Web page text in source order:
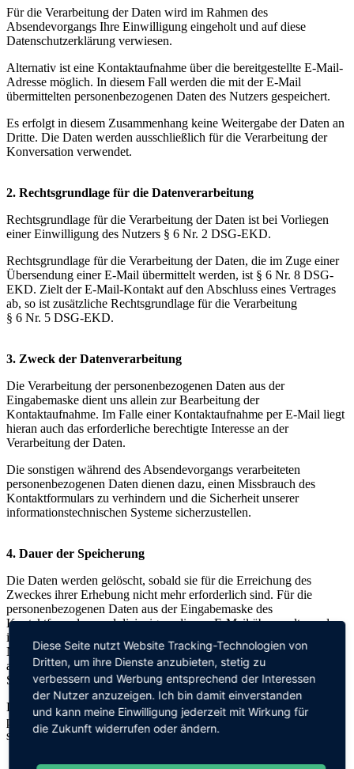
Für die Verarbeitung der Daten wird im Rahmen des
Absendevorgangs Ihre Einwilligung eingeholt und auf diese
Datenschutzerklärung verwiesen.
Alternativ ist eine Kontaktaufnahme über die bereitgestellte E-Mail-
Adresse möglich. In diesem Fall werden die mit der E-Mail
übermittelten personenbezogenen Daten des Nutzers gespeichert.
Es erfolgt in diesem Zusammenhang keine Weitergabe der Daten an
Dritte. Die Daten werden ausschließlich für die Verarbeitung der
Konversation verwendet.
2. Rechtsgrundlage für die Datenverarbeitung
Rechtsgrundlage für die Verarbeitung der Daten ist bei Vorliegen
einer Einwilligung des Nutzers § 6 Nr. 2 DSG-EKD.
Rechtsgrundlage für die Verarbeitung der Daten, die im Zuge einer
Übersendung einer E-Mail übermittelt werden, ist § 6 Nr. 8 DSG-
EKD. Zielt der E-Mail-Kontakt auf den Abschluss eines Vertrages
ab, so ist zusätzliche Rechtsgrundlage für die Verarbeitung
§ 6 Nr. 5 DSG-EKD.
3. Zweck der Datenverarbeitung
Die Verarbeitung der personenbezogenen Daten aus der
Eingabemaske dient uns allein zur Bearbeitung der
Kontaktaufnahme. Im Falle einer Kontaktaufnahme per E-Mail liegt
hieran auch das erforderliche berechtigte Interesse an der
Verarbeitung der Daten.
Die sonstigen während des Absendevorgangs verarbeiteten
personenbezogenen Daten dienen dazu, einen Missbrauch des
Kontaktformulars zu verhindern und die Sicherheit unserer
informationstechnischen Systeme sicherzustellen.
4. Dauer der Speicherung
Die Daten werden gelöscht, sobald sie für die Erreichung des
Zweckes ihrer Erhebung nicht mehr erforderlich sind. Für die
personenbezogenen Daten aus der Eingabemaske des
Kontaktformulars und diejenigen, die per E-Mail übersandt wurden,
ist dies dann der Fall, wenn die jeweilige Konversation mit dem
Nutzer beendet ist. Beendet ist die Konversation dann, wenn sich
aus den Umständen entnehmen lässt, dass der betroffene
Sachverhalt abschließend geklärt ist.
Die während des Absendevorgangs zusätzlich erhobenen
personenbezogenen Daten werden spätestens nach einer Frist von
sieben Tagen gelöscht.
Diese Seite nutzt Website Tracking-Technologien von
Dritten, um ihre Dienste anzubieten, stetig zu
verbessern und Werbung entsprechend der Interessen
der Nutzer anzuzeigen. Ich bin damit einverstanden
und kann meine Einwilligung jederzeit mit Wirkung für
die Zukunft widerrufen oder ändern.